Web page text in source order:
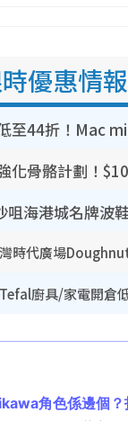
優惠情報